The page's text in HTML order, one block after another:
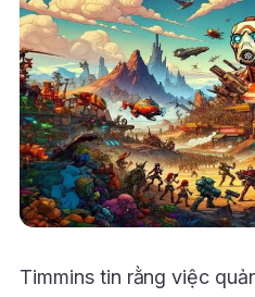
Timmins tin rằng việc